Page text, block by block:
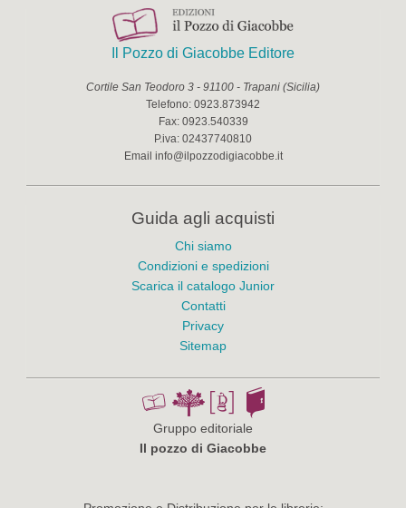
Il Pozzo di Giacobbe Editore
Cortile San Teodoro 3 - 91100 - Trapani (Sicilia)
Telefono: 0923.873942
Fax: 0923.540339
P.iva: 02437740810
Email info@ilpozzodigiacobbe.it
Guida agli acquisti
Chi siamo
Condizioni e spedizioni
Scarica il catalogo Junior
Contatti
Privacy
Sitemap
Gruppo editoriale
Il pozzo di Giacobbe